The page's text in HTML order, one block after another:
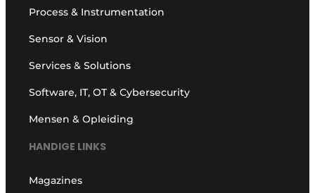
Process & Instrumentation
Sensor & Vision
Services & Solutions
Software, IT, OT & Cybersecurity
Mensen & Opleiding
HANDIGE LINKS
Magazines